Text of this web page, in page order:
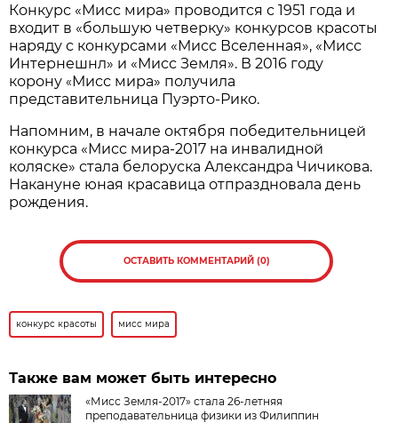
Конкурс «Мисс мира» проводится с 1951 года и
входит в «большую четверку» конкурсов красоты
наряду с конкурсами «Мисс Вселенная», «Мисс
Интернешнл» и «Мисс Земля». В 2016 году
корону «Мисс мира» получила
представительница Пуэрто-Рико.
Напомним, в начале октября победительницей
конкурса «Мисс мира-2017 на инвалидной
коляске» стала белоруска Александра Чичикова.
Накануне юная красавица отпраздновала день
рождения.
ОСТАВИТЬ КОММЕНТАРИЙ (0)
конкурс красоты мисс мира
Также вам может быть интересно
«Мисс Земля-2017» стала 26-летняя
преподавательница физики из Филиппин